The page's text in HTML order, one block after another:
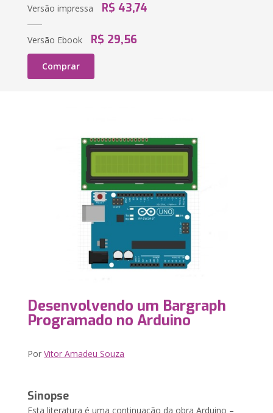
Versão impressa R$ 43,74
Versão Ebook R$ 29,56
Comprar
Desenvolvendo um Bargraph
Programado no Arduino
PorVitor Amadeu Souza
Sinopse
Esta literatura é uma continuação da obra Arduino –